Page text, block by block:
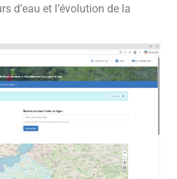
d’eau et l’évolution de la